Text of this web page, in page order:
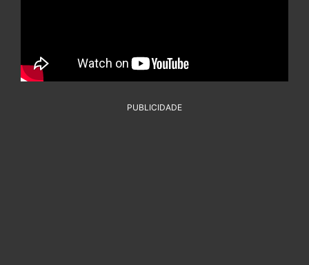
PUBLICIDADE